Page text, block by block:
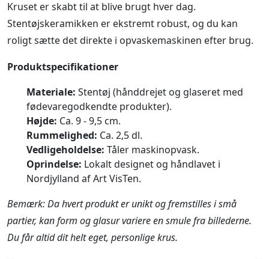
Kruset er skabt til at blive brugt hver dag.
Stentøjskeramikken er ekstremt robust, og du kan
roligt sætte det direkte i opvaskemaskinen efter brug.
Produktspecifikationer
Materiale: Stentøj (hånddrejet og glaseret med
fødevaregodkendte produkter).
Højde: Ca. 9 - 9,5 cm.
Rummelighed: Ca. 2,5 dl.
Vedligeholdelse: Tåler maskinopvask.
Oprindelse: Lokalt designet og håndlavet i
Nordjylland af Art VisTen.
Bemærk: Da hvert produkt er unikt og fremstilles i små
partier, kan form og glasur variere en smule fra billederne.
Du får altid dit helt eget, personlige krus.